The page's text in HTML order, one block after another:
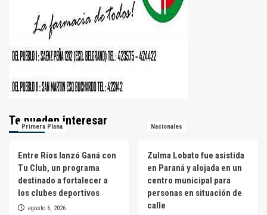
Te pueden interesar
Primera Plana
Entre Ríos lanzó Ganá con
Tu Club, un programa
destinado a fortalecer a
los clubes deportivos
agosto 6, 2026
Nacionales
Zulma Lobato fue asistida
en Paraná y alojada en un
centro municipal para
personas en situación de
calle